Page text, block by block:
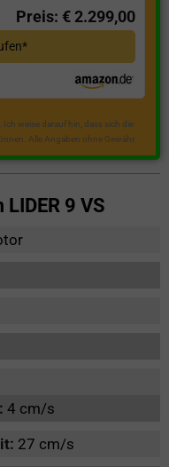
Preis: € 2.299,00
weise darauf hin, dass sich die
Alle Angaben ohne Gewähr.
LIDER 9 VS
4 cm/s
27 cm/s